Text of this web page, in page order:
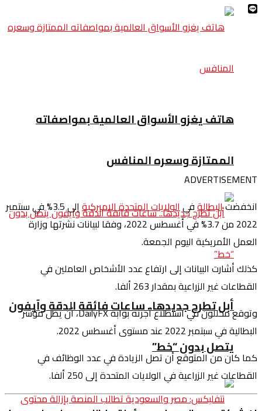
هاتف يغزو الأسواق العالمية بمواصفاته
الممتازة وسعره المنافس
أبل تطرح جديدها.. ساعات فائقة الدقة وآيفون
يتصل بدون “خط”
ADVERTISEMENT
انخفضتالبطالةفيالولايات المتحدة الاميركية
إلى 3.5% في سبتمبر
2022 من 3.7% في أغسطس 2022، وفقا لبيانات نشرتها وزارة
العمل الأمريكية اليوم الجمعة.
كذلك أشارت البيانات إلى ارتفاع عدد الأشخاص العاملين في
القطاعات غير الزراعية بمقدار 263 ألفا.
وتوقع محللون في استطلاع أجرته بوابة DailyFX، أن يظل مؤشر
البطالية في سبتمبر 2022 عند مستوى أغسطس 2022.
كما كان من المتوقع أن تصل الزيادة في عدد الوظائف في
القطاعات غير الزراعية في الولايات المتحدة إلى 250 ألفا.